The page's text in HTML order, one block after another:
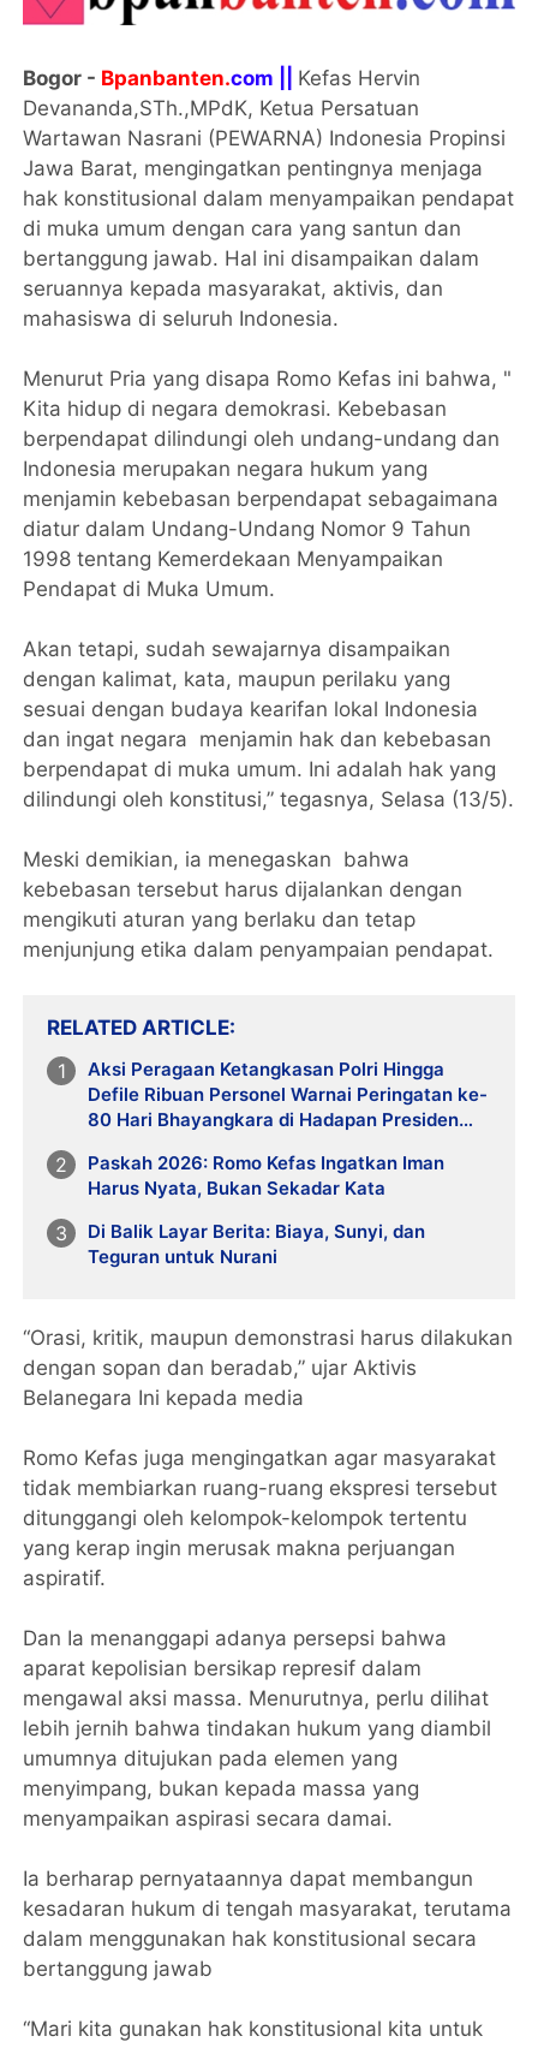
Bogor - Bpanbanten.com || Kefas Hervin
Devananda,STh.,MPdK, Ketua Persatuan
Wartawan Nasrani (PEWARNA) Indonesia Propinsi
Jawa Barat, mengingatkan pentingnya menjaga
hak konstitusional dalam menyampaikan pendapat
di muka umum dengan cara yang santun dan
bertanggung jawab. Hal ini disampaikan dalam
seruannya kepada masyarakat, aktivis, dan
mahasiswa di seluruh Indonesia.
Menurut Pria yang disapa Romo Kefas ini bahwa, "
Kita hidup di negara demokrasi. Kebebasan
berpendapat dilindungi oleh undang-undang dan
Indonesia merupakan negara hukum yang
menjamin kebebasan berpendapat sebagaimana
diatur dalam Undang-Undang Nomor 9 Tahun
1998 tentang Kemerdekaan Menyampaikan
Pendapat di Muka Umum.
Akan tetapi, sudah sewajarnya disampaikan
dengan kalimat, kata, maupun perilaku yang
sesuai dengan budaya kearifan lokal Indonesia
dan ingat negara menjamin hak dan kebebasan
berpendapat di muka umum. Ini adalah hak yang
dilindungi oleh konstitusi,” tegasnya, Selasa (13/5).
Meski demikian, ia menegaskan bahwa
kebebasan tersebut harus dijalankan dengan
mengikuti aturan yang berlaku dan tetap
menjunjung etika dalam penyampaian pendapat.
RELATED ARTICLE
Aksi Peragaan Ketangkasan Polri Hingga
Defile Ribuan Personel Warnai Peringatan ke-
80 Hari Bhayangkara di Hadapan Presiden
Paskah 2026: Romo Kefas Ingatkan Iman
Harus Nyata, Bukan Sekadar Kata
Di Balik Layar Berita: Biaya, Sunyi, dan
Teguran untuk Nurani
“Orasi, kritik, maupun demonstrasi harus dilakukan
dengan sopan dan beradab,” ujar Aktivis
Belanegara Ini kepada media
Romo Kefas juga mengingatkan agar masyarakat
tidak membiarkan ruang-ruang ekspresi tersebut
ditunggangi oleh kelompok-kelompok tertentu
yang kerap ingin merusak makna perjuangan
aspiratif.
Dan Ia menanggapi adanya persepsi bahwa
aparat kepolisian bersikap represif dalam
mengawal aksi massa. Menurutnya, perlu dilihat
lebih jernih bahwa tindakan hukum yang diambil
umumnya ditujukan pada elemen yang
menyimpang, bukan kepada massa yang
menyampaikan aspirasi secara damai.
Ia berharap pernyataannya dapat membangun
kesadaran hukum di tengah masyarakat, terutama
dalam menggunakan hak konstitusional secara
bertanggung jawab
“Mari kita gunakan hak konstitusional kita untuk